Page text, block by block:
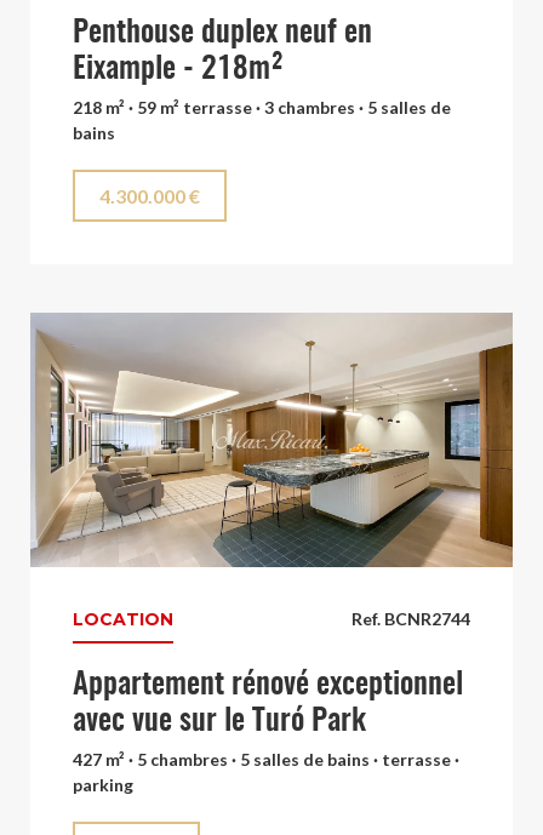
Penthouse duplex neuf en
Eixample - 218m²
218 m² · 59 m² terrasse · 3 chambres · 5 salles de
bains
4.300.000 €
Ref. BCNR2744
LOCATION
Appartement rénové exceptionnel
avec vue sur le Turó Park
427 m² · 5 chambres · 5 salles de bains · terrasse ·
parking